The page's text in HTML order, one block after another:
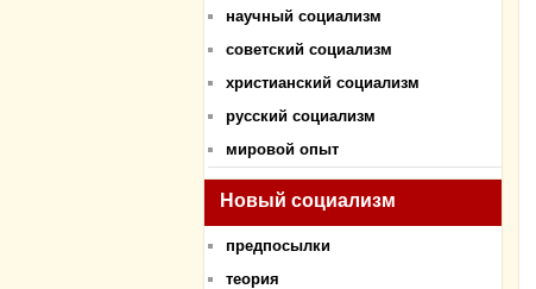
научный социализм
советский социализм
христианский социализм
русский социализм
мировой опыт
Новый социализм
предпосылки
теория